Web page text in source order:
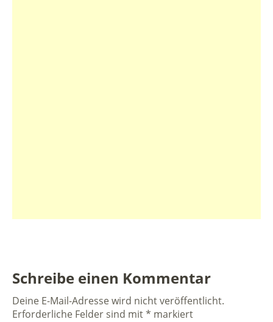
Schreibe einen Kommentar
Deine E-Mail-Adresse wird nicht veröffentlicht.
Erforderliche Felder sind mit* markiert